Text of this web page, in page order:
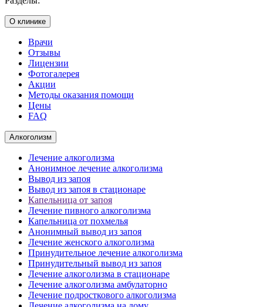
О клинике
Врачи
Отзывы
Лицензии
Фотогалерея
Акции
Методы оказания помощи
Цены
FAQ
Алкоголизм
Лечение алкоголизма
Анонимное лечение алкоголизма
Вывод из запоя
Вывод из запоя в стационаре
Капельница от запоя
Лечение пивного алкоголизма
Капельница от похмелья
Анонимный вывод из запоя
Лечение женского алкоголизма
Принудительное лечение алкоголизма
Принудительный вывод из запоя
Лечение алкоголизма в стационаре
Лечение алкоголизма амбулаторно
Лечение подросткового алкоголизма